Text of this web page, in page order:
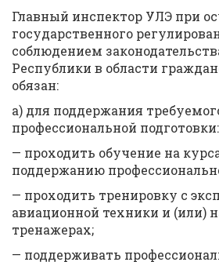
Главный инспектор УЛЭ при
государственного
соблюдением
Республики в области
обязан:
а) для поддержания
профессиональной подготовки:
— проходить обучение на
поддержанию
— проходить тренировку с
авиационной техники и (или)
тренажерах;
— поддерживать